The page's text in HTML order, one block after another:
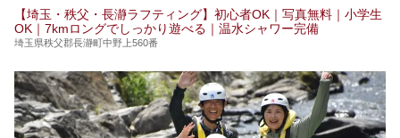
す。
【埼玉・秩父・長瀞ラフティング】初心者OK｜写真無料｜小学生
OK｜7kmロングでしっかり遊べる｜温水シャワー完備
埼玉県秩父郡長瀞町中野上560番